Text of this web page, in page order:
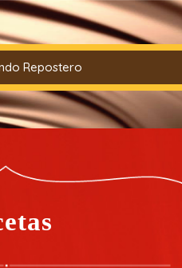
Repostero